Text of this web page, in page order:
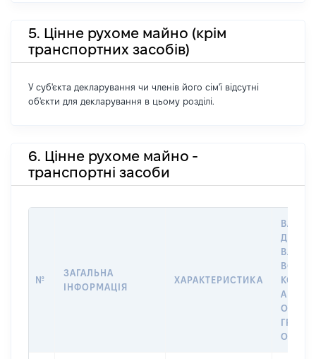
5. Цінне рухоме майно (крім
транспортних засобів)
У суб'єкта декларування чи членів його сім'ї відсутні
об'єкти для декларування в цьому розділі.
6. Цінне рухоме майно -
транспортні засоби
№
ЗАГАЛЬНА
ІНФОРМАЦІЯ
ХАРАКТЕРИСТИКА
ДАТУ
АБО